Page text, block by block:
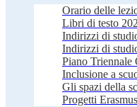
Orario delle
Libri di testo
Indirizzi di
Indirizzi di
Piano Triennale
Inclusione a
Gli spazi della
Progetti Erasmus